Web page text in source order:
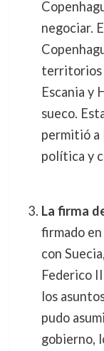
negociar.
territorios
Escania y
sueco.
permitió a
política y
La firma
firmado
con
Federico
los
pudo
gobierno,